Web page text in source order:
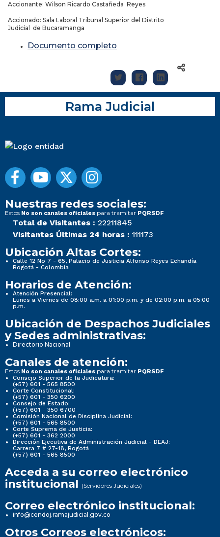
Accionante: Wilson Ricardo Castañeda Reyes
Accionado: Sala Laboral Tribunal Superior del Distrito
Judicial de Bucaramanga
Documento completo
Rama Judicial
Nuestras redes sociales:
Estos No son canales oficiales para tramitar PQRSDF
Total de Visitantes : 22211845
Visitantes Últimas 24 horas : 111173
Ubicación Altas Cortes:
Calle 12 No 7 - 65, Palacio de Justicia Alfonso Reyes Echandía
Bogotá - Colombia
Horarios de Atención:
Atención Presencial:
Lunes a Viernes de 08:00 a.m. a 01:00 p.m. y de 02:00 p.m. a 05:00
p.m.
Ubicación de Despachos Judiciales
y Sedes administrativas:
Directorio Nacional
Canales de atención:
Estos No son canales oficiales para tramitar PQRSDF
Consejo Superior de la Judicatura:
(+57) 601 - 565 8500
Corte Constitucional:
(+57) 601 - 350 6200
Consejo de Estado:
(+57) 601 - 350 6700
Comisión Nacional de Disciplina Judicial:
(+57) 601 - 565 8500
Corte Suprema de Justicia:
(+57) 601 - 362 2000
Dirección Ejecutiva de Administración Judicial - DEAJ:
Carrera 7 # 27-18, Bogotá
(+57) 601 - 565 8500
Acceda a su correo electrónico
institucional (Servidores Judiciales)
Correo electrónico institucional:
info@cendoj.ramajudicial.gov.co
Otros Correos electrónicos: